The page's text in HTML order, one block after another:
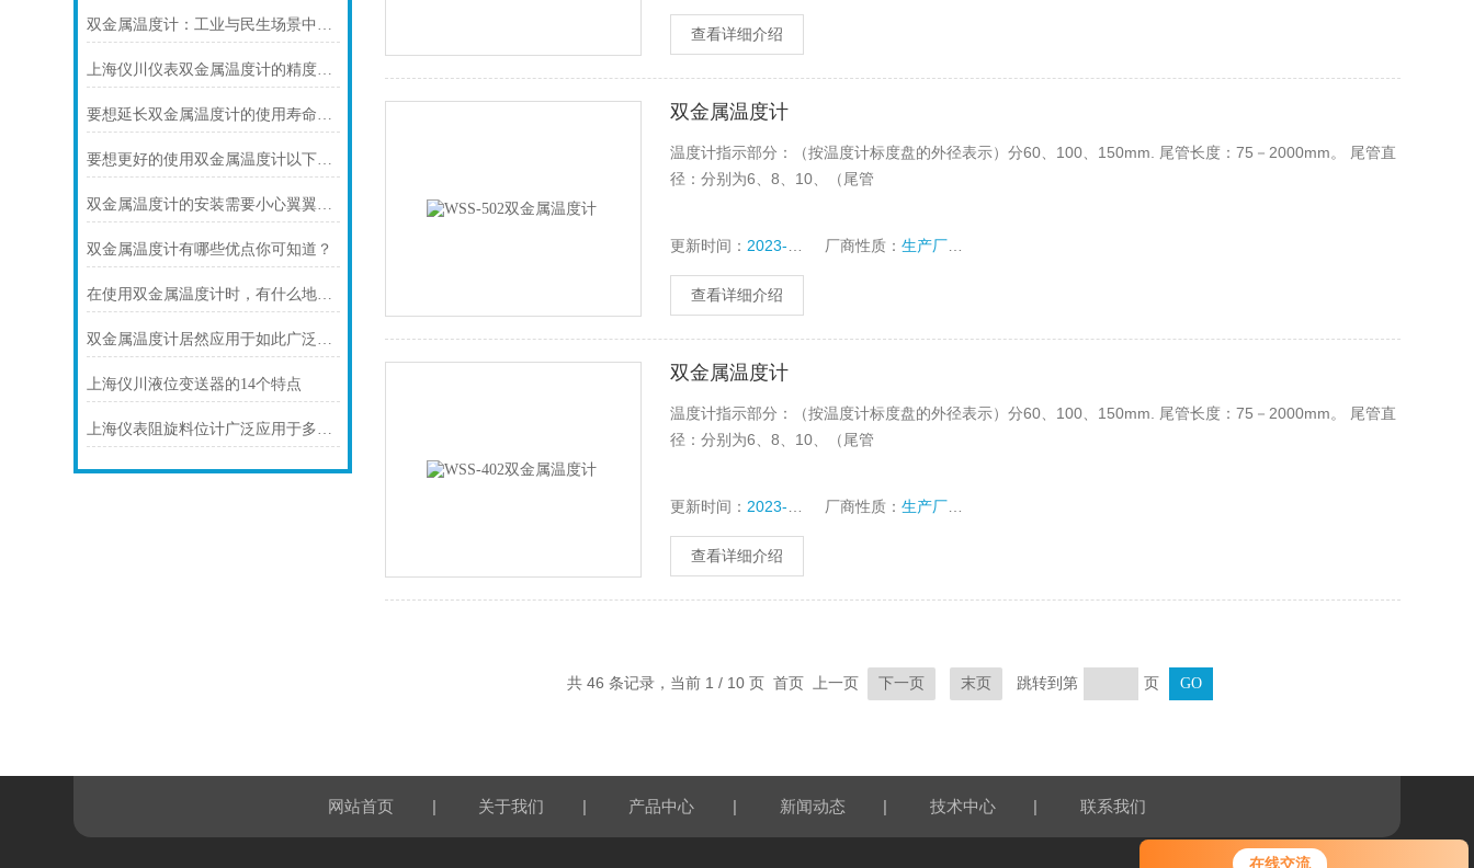
在线交流
双金属温度计：工业与民生场景中的实用测温利器
上海仪川仪表双金属温度计的精度等级是如何划分的
要想延长双金属温度计的使用寿命可少不了以下步骤
要想更好的使用双金属温度计以下几点不可少
双金属温度计的安装需要小心翼翼的！
双金属温度计有哪些优点你可知道？
在使用双金属温度计时，有什么地方需要注意的呢？
双金属温度计居然应用于如此广泛的领域
上海仪川液位变送器的14个特点
上海仪表阻旋料位计广泛应用于多个工业领域
查看详细介绍
双金属温度计
温度计指示部分：（按温度计标度盘的外径表示）分60、100、150mm. 尾管长度：75－2000mm。 尾管直
径：分别为6、8、10、（尾管
更新时间： 2023-10-14 厂商性质：生产厂家
查看详细介绍
双金属温度计
温度计指示部分：（按温度计标度盘的外径表示）分60、100、150mm. 尾管长度：75－2000mm。 尾管直
径：分别为6、8、10、（尾管
更新时间： 2023-10-14 厂商性质：生产厂家
查看详细介绍
共 46 条记录，当前 1 / 10 页 首页 上一页 下一页 末页 跳转到第 页
网站首页 | 关于我们 | 产品中心 | 新闻动态 | 技术中心 | 联系我们